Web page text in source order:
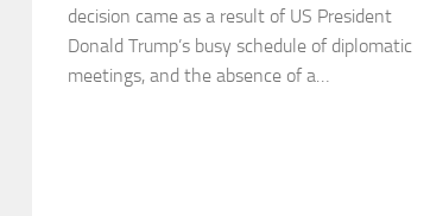
decision came as a result of US President
Donald Trump’s busy schedule of diplomatic
meetings, and the absence of a…